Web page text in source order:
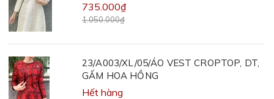
735.000₫
1.050.000₫
23/A003/XL/05/ÁO VEST CROPTOP, DT,
GẤM HOA HỒNG
Hết hàng